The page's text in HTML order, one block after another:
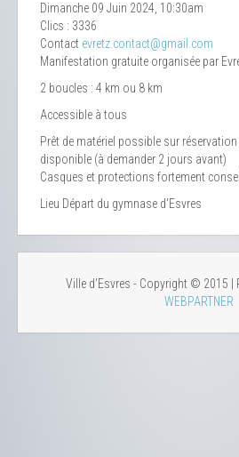
Dimanche 09 Juin 2024, 10:30am
Clics : 3336
Contact evretz.contact@gmail.com
Manifestation gratuite organisée par
2 boucles : 4 km ou 8 km
Accessible à tous
Prêt de matériel possible sur
disponible (à demander 2 jours avant)
Casques et protections fortement
Lieu Départ du gymnase d'Esvres
Ville d'Esvres - Copyright © 2015 |
WEBPARTNER